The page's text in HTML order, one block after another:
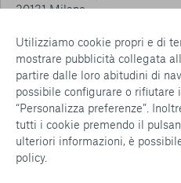
Utilizziamo cookie propri e di
mostrare pubblicità collegata
partire dalle loro abitudini di
possibile configurare o rifiutare
“Personalizza preferenze”.
tutti i cookie premendo il
ulteriori informazioni, è
policy.
20131 Milano
CESENA – Sostegno a
Via Padre Vicinio da Sarsina,
47521 Cesena
Tel.: 0547 360 811
Detrazioni e deduzioni fiscali
come usufruirne